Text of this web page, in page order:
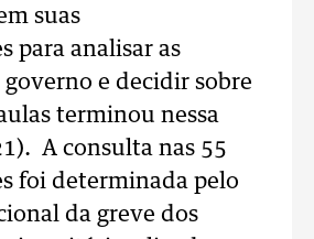
suas
para analisar as
e decidir sobre
terminou nessa
A consulta nas 55
foi determinada pelo
da greve dos